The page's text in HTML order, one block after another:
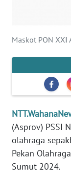
Maskot PON XXI
(Asprov) PSSI
olahraga
Pekan
Sumut 2024.
KAMI
PEDOMAN
MEDIA
SIBER
REDAKSI